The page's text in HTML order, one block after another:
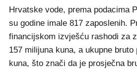
Hrvatske vode, prema podacima
su godine imale 817 zaposlenih.
financijskom izvješću rashodi za
157 milijuna kuna, a ukupne
kuna, što znači da je prosječna